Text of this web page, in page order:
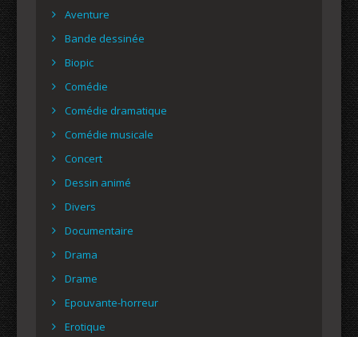
Aventure
Bande dessinée
Biopic
Comédie
Comédie dramatique
Comédie musicale
Concert
Dessin animé
Divers
Documentaire
Drama
Drame
Epouvante-horreur
Erotique